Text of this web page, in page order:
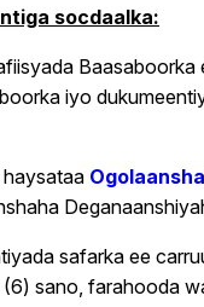
socdaalka:
iyo
safarka ee
sano, farahooda